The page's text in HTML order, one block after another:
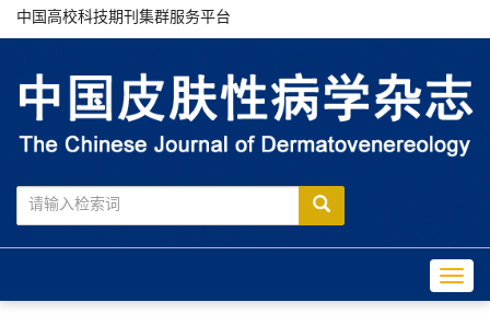
中国高校科技期刊集群服务平台